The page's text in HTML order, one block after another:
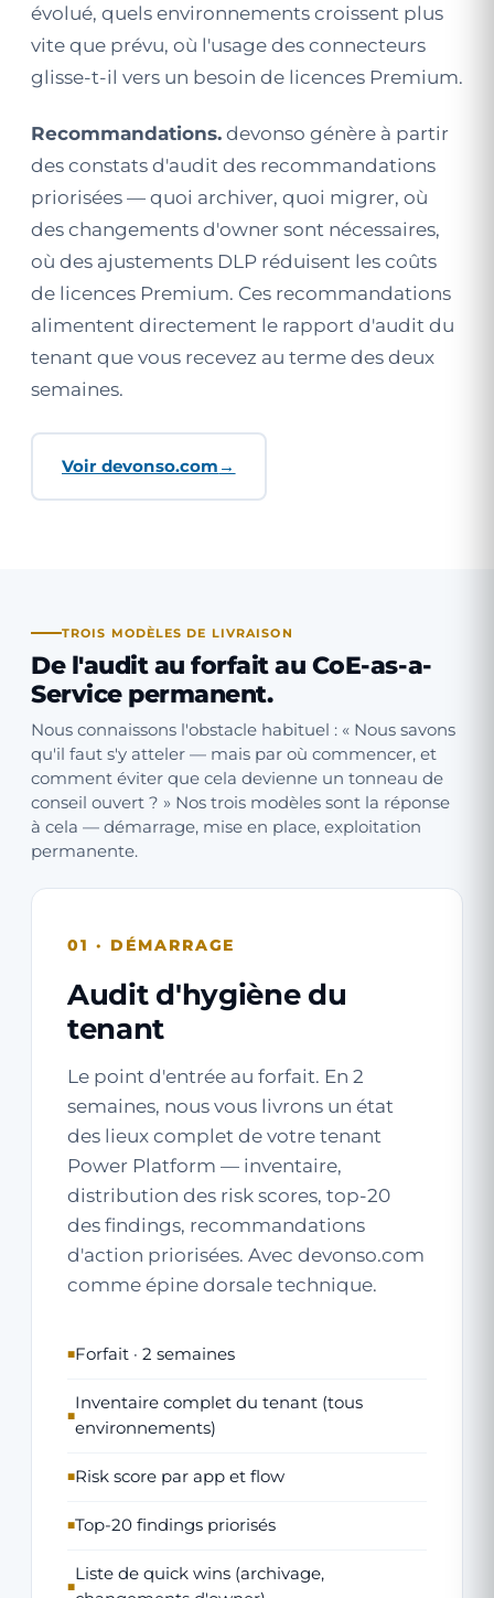
évolué, quels environnements croissent plus
vite que prévu, où l'usage des connecteurs
glisse-t-il vers un besoin de licences Premium.
Recommandations. devonso génère à partir
des constats d'audit des recommandations
priorisées — quoi archiver, quoi migrer, où
des changements d'owner sont nécessaires,
où des ajustements DLP réduisent les coûts
de licences Premium. Ces recommandations
alimentent directement le rapport d'audit du
tenant que vous recevez au terme des deux
semaines.
Voir devonso.com
TROIS MODÈLES DE LIVRAISON
De l'audit au forfait au CoE-as-a-
Service permanent.
Nous connaissons l'obstacle habituel : « Nous savons
qu'il faut s'y atteler — mais par où commencer, et
comment éviter que cela devienne un tonneau de
conseil ouvert ? » Nos trois modèles sont la réponse
à cela — démarrage, mise en place, exploitation
permanente.
01 · DÉMARRAGE
Audit d'hygiène du
tenant
Le point d'entrée au forfait. En 2
semaines, nous vous livrons un état
des lieux complet de votre tenant
Power Platform — inventaire,
distribution des risk scores, top-20
des findings, recommandations
d'action priorisées. Avec devonso.com
comme épine dorsale technique.
Forfait · 2 semaines
Inventaire complet du tenant (tous
environnements)
Risk score par app et flow
Top-20 findings priorisés
Liste de quick wins (archivage,